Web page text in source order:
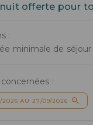
nuit offerte pour
:
minimale de séjour
:
2026 AU 27/09/2026